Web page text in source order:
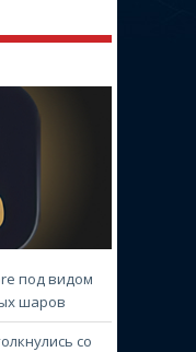
под видом
шаров
со